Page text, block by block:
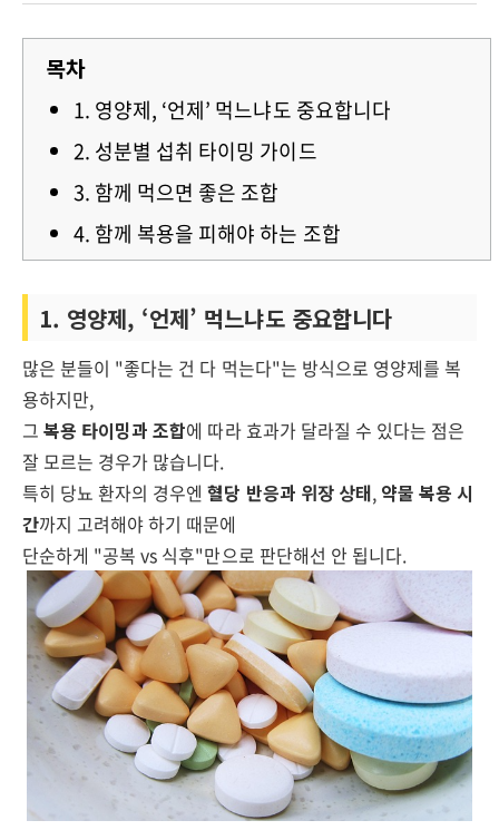
목차
1. 영양제, ‘언제’ 먹느냐도 중요합니다
2. 성분별 섭취 타이밍 가이드
3. 함께 먹으면 좋은 조합
4. 함께 복용을 피해야 하는 조합
1. 영양제, ‘언제’ 먹느냐도 중요합니다
많은 분들이 "좋다는 건 다 먹는다"는 방식으로 영양제를 복
용하지만,
그복용 타이밍과 조합에 따라 효과가 달라질 수 있다는 점은
잘 모르는 경우가 많습니다.
특히 당뇨 환자의 경우엔혈당 반응과 위장 상태, 약물 복용 시
간까지 고려해야 하기 때문에
단순하게 "공복 vs 식후"만으로 판단해선 안 됩니다.